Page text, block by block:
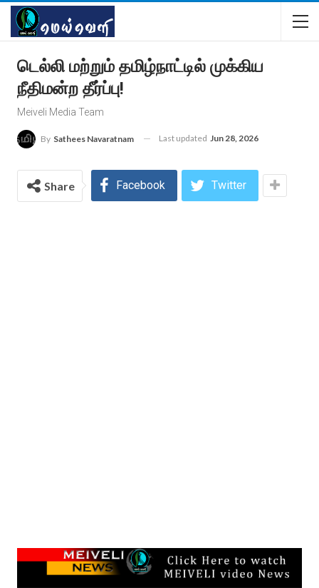
டெல்லி மற்றும் தமிழ்நாட்டில் முக்கிய
நீதிமன்ற தீர்ப்பு!
Meiveli Media Team
By Sathees Navaratnam Last updated Jun 28, 2026
Share Facebook Twitter